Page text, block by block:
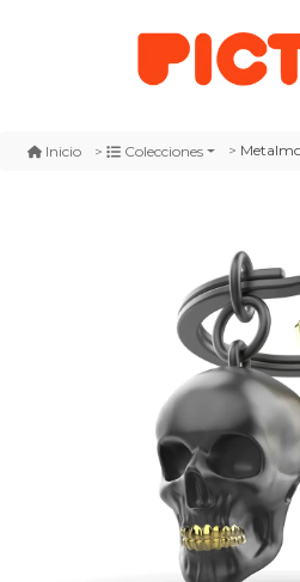
Inicio Colecciones